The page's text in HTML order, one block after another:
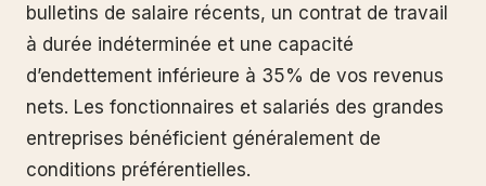
bulletins de salaire récents, un contrat de travail
à durée indéterminée et une capacité
d’endettement inférieure à 35% de vos revenus
nets. Les fonctionnaires et salariés des grandes
entreprises bénéficient généralement de
conditions préférentielles.